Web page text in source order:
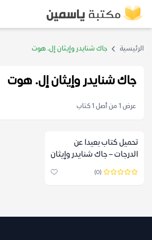
الرئيسية جاك شنايدر وإيثان إل. هوت
جاك شنايدر وإيثان إل. هوت
عرض 1 من أصل 1 كتاب
تحميل كتاب بعيدا عن
الدرجات – جاك شنايدر وإيثان
إل. هوت
(0)